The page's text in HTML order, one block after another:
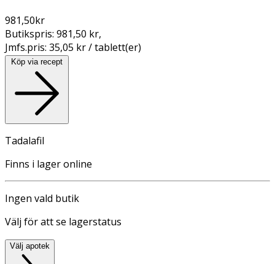
981,50kr
Butikspris: 981,50 kr,
Jmfs.pris: 35,05 kr / tablett(er)
Köp via recept
Tadalafil
Finns i lager online
Ingen vald butik
Välj för att se lagerstatus
Välj apotek